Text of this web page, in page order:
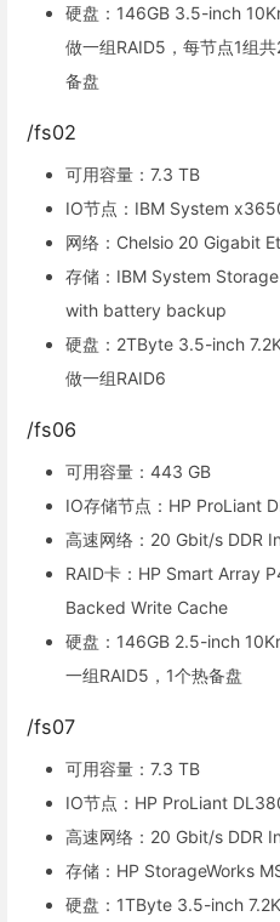
硬盘：146GB 3.5-inch
做一组RAID5，每节点1组
备盘
/fs02
可用容量：7.3 TB
IO节点：IBM System
网络：Chelsio 20 Gigabit
存储：IBM System
with battery backup
硬盘：2TByte 3.5-inch
做一组RAID6
/fs06
可用容量：443 GB
IO存储节点：HP ProLiant
高速网络：20 Gbit/s DDR
RAID卡：HP Smart Array
Backed Write Cache
硬盘：146GB 2.5-inch
一组RAID5，1个热备盘
/fs07
可用容量：7.3 TB
IO节点：HP ProLiant
高速网络：20 Gbit/s DDR
存储：HP StorageWorks
硬盘：1TByte 3.5-inch